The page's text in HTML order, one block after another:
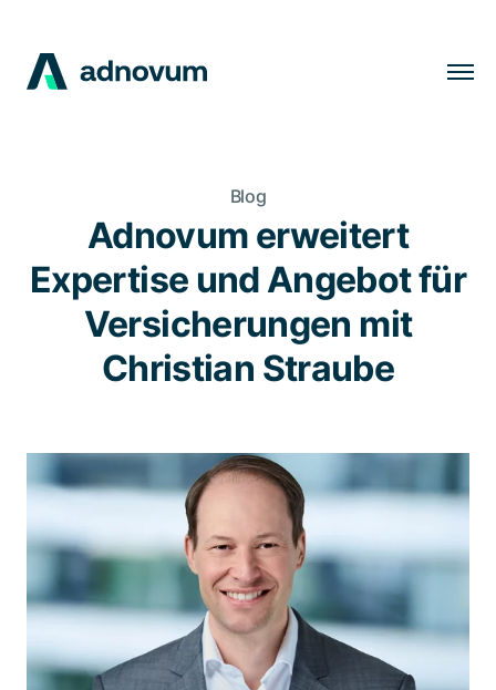
Insights
Unternehmen
Karriere
Spezialisten kontaktieren
Blog
Adnovum erweitert
Expertise und Angebot für
Versicherungen mit
Christian Straube